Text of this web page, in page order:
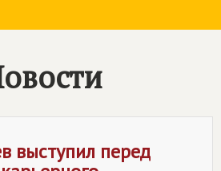
Архив
выступил перед